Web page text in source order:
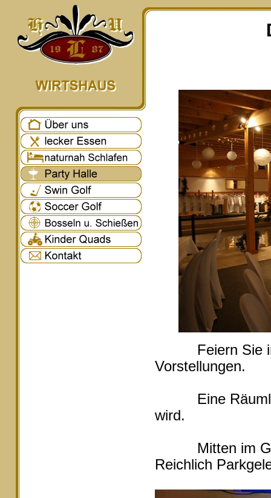
Feiern Sie in
Vorstellungen.
Eine
wird.
Mitten im
Reichlich